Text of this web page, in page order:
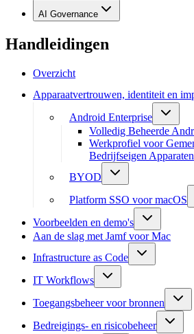
AI Governance
Handleidingen
Overzicht
Apparaatvertrouwen, identiteit en
Android Enterprise
Volledig Beheerde
Werkprofiel voor
Bedrijfseigen Apparaten
BYOD
Platform SSO voor macOS
Voorbeelden en demo's
Aan de slag met Jamf voor Mac
Infrastructure as Code
IT Workflows
Toegangsbeheer voor bronnen
Bedreigings- en risicobeheer